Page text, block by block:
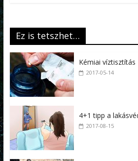
Ez is tetszhet…
Kémiai víztisztítás
2017-05-14
4+1 tipp a
2017-08-15